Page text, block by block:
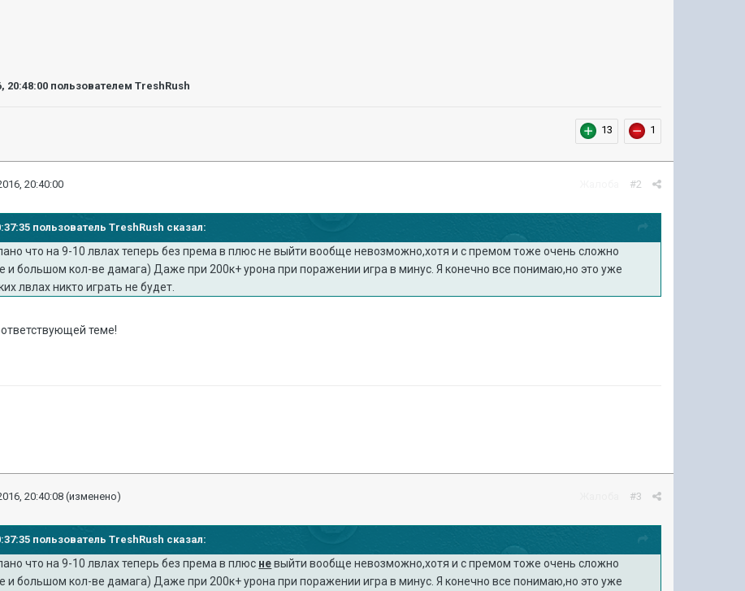
20:48:00 пользователем TreshRush
13 1
#2
20:40:00
пользователь TreshRush сказал:
что на 9-10 лвлах теперь без према в плюс не выйти вообще невозможно,хотя и с премом тоже очень сложно
и большом кол-ве дамага) Даже при 200к+ урона при поражении игра в минус. Я конечно все понимаю,но это уже
лвлах никто играть не будет.
теме!
#3
20:40:08 (изменено)
пользователь TreshRush сказал:
что на 9-10 лвлах теперь без према в плюс невыйти вообще невозможно,хотя и с премом тоже очень сложно
и большом кол-ве дамага) Даже при 200к+ урона при поражении игра в минус. Я конечно все понимаю,но это уже